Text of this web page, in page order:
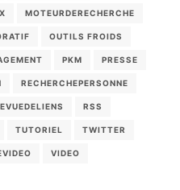
MOTEURDERECHERCHE
OUTILS FROIDS
PKM PRESSE
RECHERCHEPERSONNE
RSS
TUTORIEL TWITTER
VIDEO